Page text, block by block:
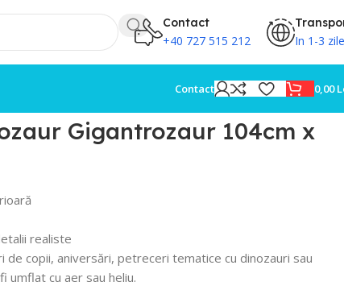
Contact
+40 727 515 212 In 1-3 zile
Contact 0,00
Gigantrozaur 104cm x
realiste
de copii, aniversări, petreceri tematice cu dinozauri sau
umflat cu aer sau heliu.